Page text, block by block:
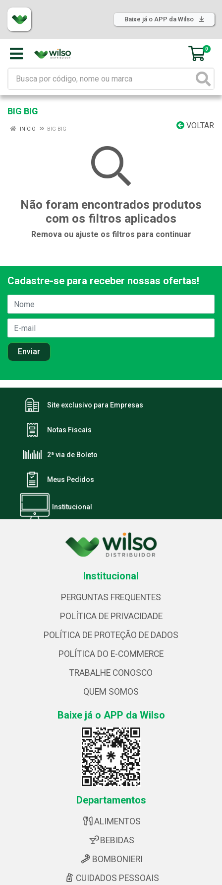
Baixe já o APP da Wilso
0
BIG BIG
VOLTAR
INÍCIO BIG BIG
Não foram encontrados produtos
com os filtros aplicados
Remova ou ajuste os filtros para continuar
Cadastre-se para receber nossas ofertas!
Site exclusivo para Empresas
Notas Fiscais
2ª via de Boleto
Meus Pedidos
Institucional
Institucional
PERGUNTAS FREQUENTES
POLÍTICA DE PRIVACIDADE
POLÍTICA DE PROTEÇÃO DE DADOS
POLÍTICA DO E-COMMERCE
TRABALHE CONOSCO
QUEM SOMOS
Baixe já o APP da Wilso
Departamentos
ALIMENTOS
BEBIDAS
BOMBONIERI
CUIDADOS PESSOAIS